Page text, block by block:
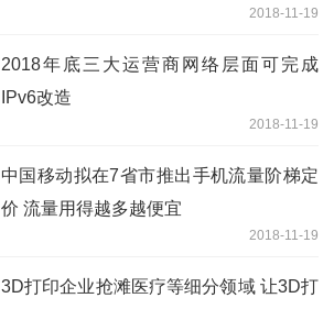
2018-11-19
2018年底三大运营商网络层面可完成
IPv6改造
2018-11-19
中国移动拟在7省市推出手机流量阶梯定
价 流量用得越多越便宜
2018-11-19
3D打印企业抢滩医疗等细分领域 让3D打